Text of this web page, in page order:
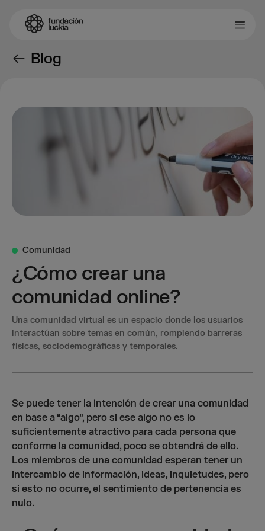
Blog
Comunidad
¿Cómo crear una
comunidad online?
Una comunidad virtual es un espacio donde los usuarios
interactúan sobre temas en común, rompiendo barreras
físicas, sociodemográficas y temporales.
Se puede tener la intención de crear una comunidad
en base a “algo”, pero si ese algo no es lo
suficientemente atractivo para cada persona que
conforme la comunidad, poco se obtendrá de ello.
Los miembros de una comunidad esperan tener un
intercambio de información, ideas, inquietudes, pero
si esto no ocurre, el sentimiento de pertenencia es
nulo.